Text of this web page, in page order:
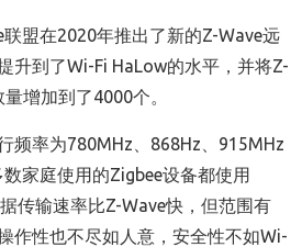
盟在2020年推出了新的Z-Wave远
升到了Wi-Fi HaLow的水平，并将Z-
增加到了4000个。
频率为780MHz、868Hz、915MHz
家庭使用的Zigbee设备都使用
传输速率比Z-Wave快，但范围有
作性也不尽如人意，安全性不如Wi-